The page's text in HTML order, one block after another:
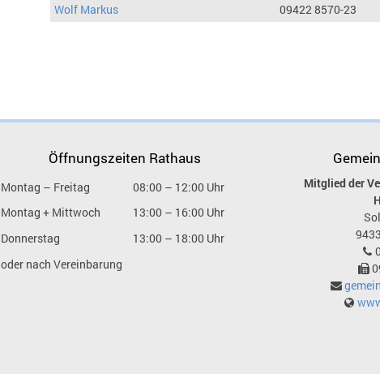
Wolf Markus
09422 8570-23
Öffnungszeiten Rathaus
Montag – Freitag
08:00 – 12:00 Uhr
Montag + Mittwoch
13:00 – 16:00 Uhr
Donnerstag
13:00 – 18:00 Uhr
oder nach Vereinbarung
Mitglied der